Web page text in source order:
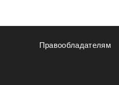
Правообладателям